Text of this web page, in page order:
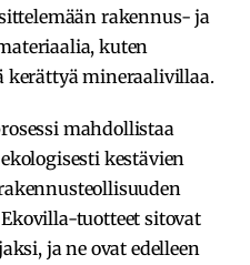
rakennus- ja
kuten
kerättyä mineraalivillaa.
mahdollistaa
kestävien
tuotteet sitovat
ja ne ovat edelleen